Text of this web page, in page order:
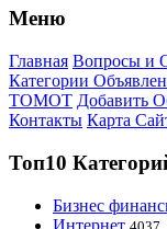
Меню
Главная Вопросы и
Категории
ТОМОТ Добавить
Контакты Карта
Топ10
Бизнес
Интернет